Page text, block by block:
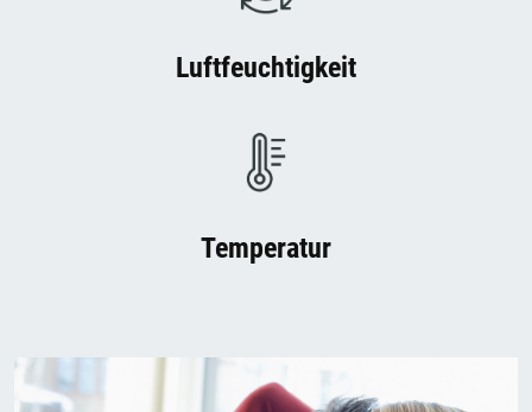
Luftfeuchtigkeit
Temperatur